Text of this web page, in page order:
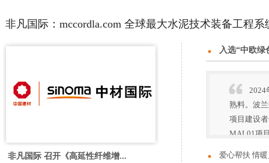
商
非凡国际：mccordla.com 全球最大水泥技术装备工程
非凡国际 召开《高延性纤维增...
入选“中欧绿
2024
熟料。波
项目建设
MAL01项
爱心帮扶 情